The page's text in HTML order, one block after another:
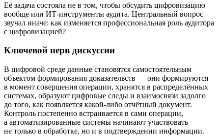
Её задача состояла не в том, чтобы обсудить цифровизацию
вообще или ИТ-инструменты аудита. Центральный вопрос
звучал иначе: как изменяется профессиональная роль аудитора
с цифровизацией?
Ключевой нерв дискуссии
В цифровой среде данные становятся самостоятельным
объектом формирования доказательств — они формируются
в момент совершения операции, хранятся в распределённых
системах, образуют цифровые следы и взаимосвязи задолго
до того, как появляется какой-либо отчётный документ.
Контроль постепенно встраивается в сами операции,
а автоматизированные системы начинают участвовать
не только в обработке, но и в подтверждении информации.